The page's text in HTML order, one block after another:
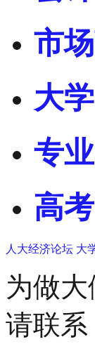
市
大学
专业
高考
人大经济论坛 大
为做
请联系